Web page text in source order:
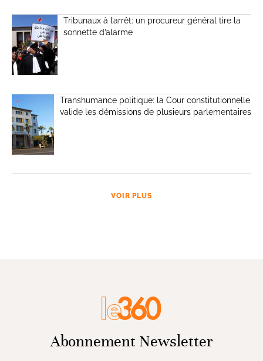
Tribunaux à l’arrêt: un procureur général tire la
sonnette d’alarme
Transhumance politique: la Cour constitutionnelle
valide les démissions de plusieurs parlementaires
VOIR PLUS
Abonnement Newsletter